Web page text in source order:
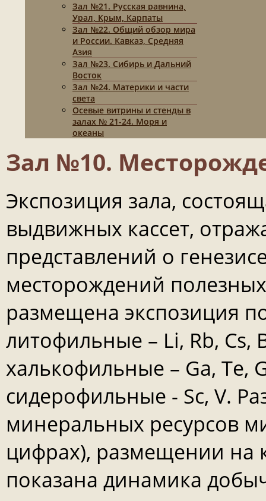
Зал №21. Русская равнина,
Урал, Крым, Карпаты
Зал №22. Общий обзор мира
и России. Кавказ, Средняя
Азия
Зал №23. Сибирь и Дальний
Восток
Зал №24. Материки и части
света
Осевые витрины и стенды в
залах № 21-24. Моря и
океаны
Зал №10.
Экспозиция зала,
выдвижных кассет,
представлений о
месторождений
размещена экспозиция
литофильные – Li, Rb, Cs,
халькофильные – Ga, Te,
сидерофильные - Sc, V.
минеральных ресурсов
цифрах), размещении на
показана динамика